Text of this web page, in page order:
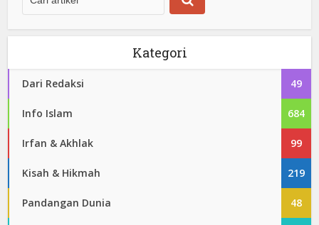
Kategori
Dari Redaksi 49
Info Islam 684
Irfan & Akhlak 99
Kisah & Hikmah 219
Pandangan Dunia 48